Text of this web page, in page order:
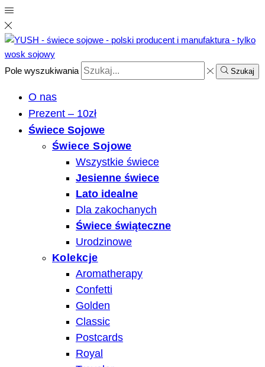
Pole wyszukiwania Szukaj
O nas
Prezent – 10zł
Świece Sojowe
Świece Sojowe
Wszystkie świece
Jesienne świece
Lato idealne
Dla zakochanych
Świece świąteczne
Urodzinowe
Kolekcje
Aromatherapy
Confetti
Golden
Classic
Postcards
Royal